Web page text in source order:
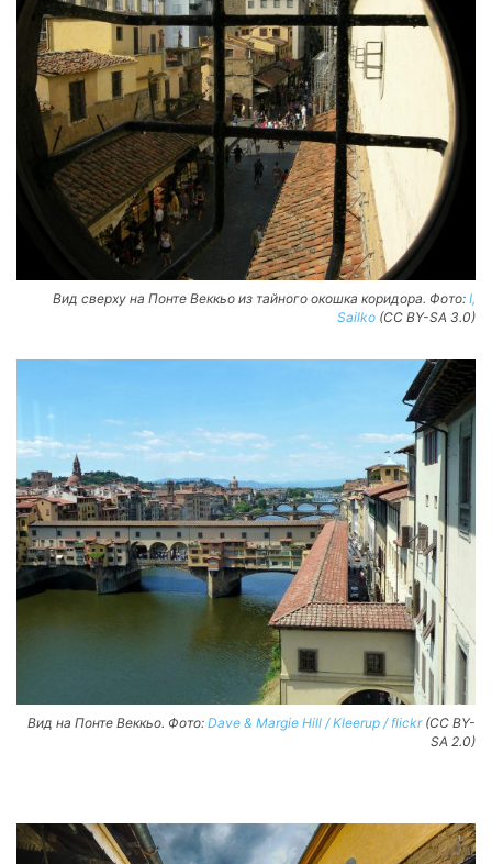
Вид сверху на Понте Веккьо из тайного окошка коридора. Фото: I,
Sailko (CC BY-SA 3.0)
Вид на Понте Веккьо. Фото: Dave & Margie Hill / Kleerup / flickr(CC BY-
SA 2.0)